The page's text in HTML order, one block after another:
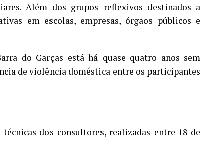
Além dos grupos reflexivos destinados a
em escolas, empresas, órgãos públicos e
do Garças está há quase quatro anos sem
de violência doméstica entre os participantes
dos consultores, realizadas entre 18 de